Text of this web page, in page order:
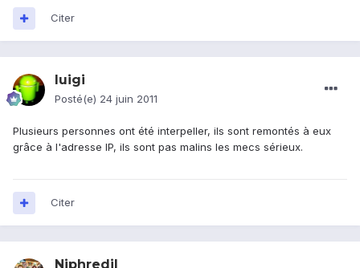
Citer
luigi
Posté(e) 24 juin 2011
Plusieurs personnes ont été interpeller, ils sont remontés à eux
grâce à l'adresse IP, ils sont pas malins les mecs sérieux.
Citer
Niphredil